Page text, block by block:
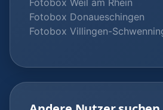
Fotobox Donaueschingen
Fotobox Villingen-